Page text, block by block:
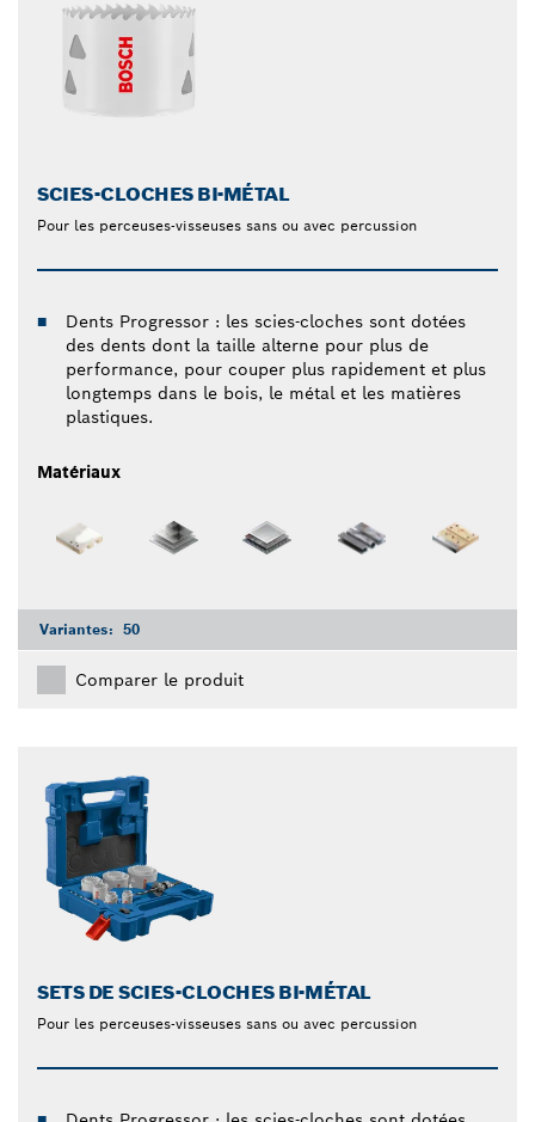
SCIES-CLOCHES BI-MÉTAL
Pour les perceuses-visseuses sans ou avec percussion
Dents Progressor : les scies-cloches sont dotées
des dents dont la taille alterne pour plus de
performance, pour couper plus rapidement et plus
longtemps dans le bois, le métal et les matières
plastiques.
Matériaux
Variantes: 50
Comparer le produit
SETS DE SCIES-CLOCHES BI-MÉTAL
Pour les perceuses-visseuses sans ou avec percussion